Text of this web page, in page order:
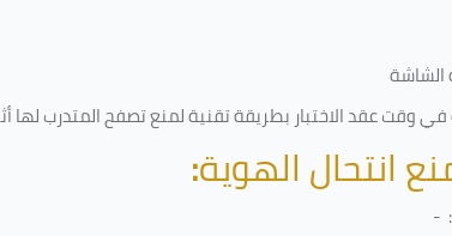
الشاشة
وقت عقد الاختبار بطريقة تقنية لمنع تصفح المتدرب لها
انتحال الهوية:
: -